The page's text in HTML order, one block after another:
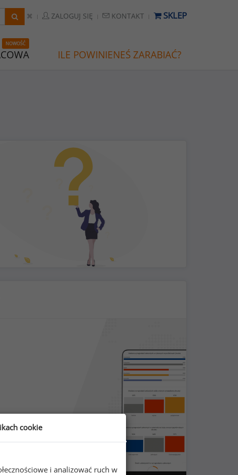
ZALOGUJ SIĘ KONTAKT SKLEP
NOWOŚĆ
ILE POWINIENEŚ ZARABIAĆ?
cookie
i analizować ruch w